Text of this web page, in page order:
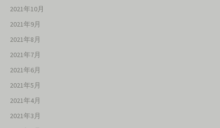
2021年10月
2021年9月
2021年8月
2021年7月
2021年6月
2021年5月
2021年4月
2021年3月